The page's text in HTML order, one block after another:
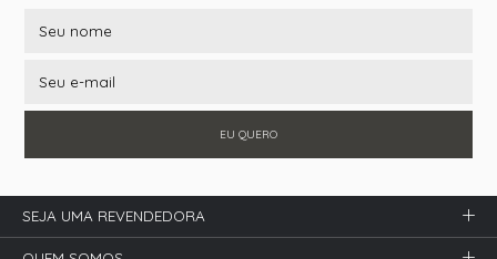
EU QUERO
SEJA UMA REVENDEDORA